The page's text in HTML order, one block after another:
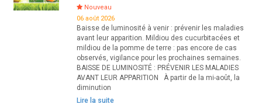
Nouveau
06 août 2026
Baisse de luminosité à venir : prévenir les maladies
avant leur apparition. Mildiou des cucurbitacées et
mildiou de la pomme de terre : pas encore de cas
observés, vigilance pour les prochaines semaines.
BAISSE DE LUMINOSITÉ : PRÉVENIR LES MALADIES
AVANT LEUR APPARITION À partir de la mi-août, la
diminution
Lire la suite